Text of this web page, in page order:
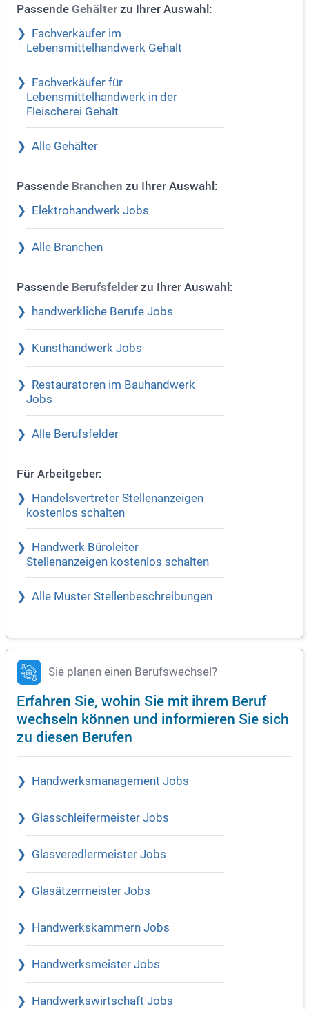
Passende Gehälter zu Ihrer Auswahl:
Fachverkäufer im
Lebensmittelhandwerk Gehalt
Fachverkäufer für
Lebensmittelhandwerk in der
Fleischerei Gehalt
Alle Gehälter
Passende Branchen zu Ihrer Auswahl:
Elektrohandwerk Jobs
Alle Branchen
Passende Berufsfelder zu Ihrer Auswahl:
handwerkliche Berufe Jobs
Kunsthandwerk Jobs
Restauratoren im Bauhandwerk
Jobs
Alle Berufsfelder
Für Arbeitgeber:
Handelsvertreter Stellenanzeigen
kostenlos schalten
Handwerk Büroleiter
Stellenanzeigen kostenlos schalten
Alle Muster Stellenbeschreibungen
Sie planen einen Berufswechsel?
Erfahren Sie, wohin Sie mit ihrem Beruf
wechseln können und informieren Sie sich
zu diesen Berufen
Handwerksmanagement Jobs
Glasschleifermeister Jobs
Glasveredlermeister Jobs
Glasätzermeister Jobs
Handwerkskammern Jobs
Handwerksmeister Jobs
Handwerkswirtschaft Jobs